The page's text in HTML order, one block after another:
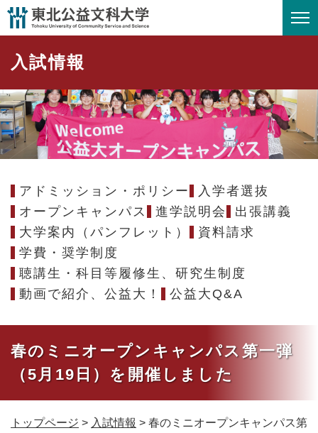
ペ
頭
で
す
。
メニューを飛ばして本文へ
入試情報
アドミッション・ポリシー
入学者選抜
オープンキャンパス
進学説明会
出張講義
大学案内（パンフレット）
資料請求
学費・奨学制度
聴講生・科目等履修生、研究生制度
動画で紹介、公益大！
公益大Q&A
春のミニオープンキャンパス第一弾
（5月19日）を開催しました
トップページ > 入試情報 > 春のミニオープンキャンパス第